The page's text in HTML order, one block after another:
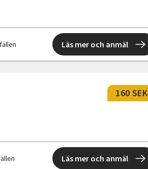
Läs mer och anmäl
160 SEK
Läs mer och anmäl